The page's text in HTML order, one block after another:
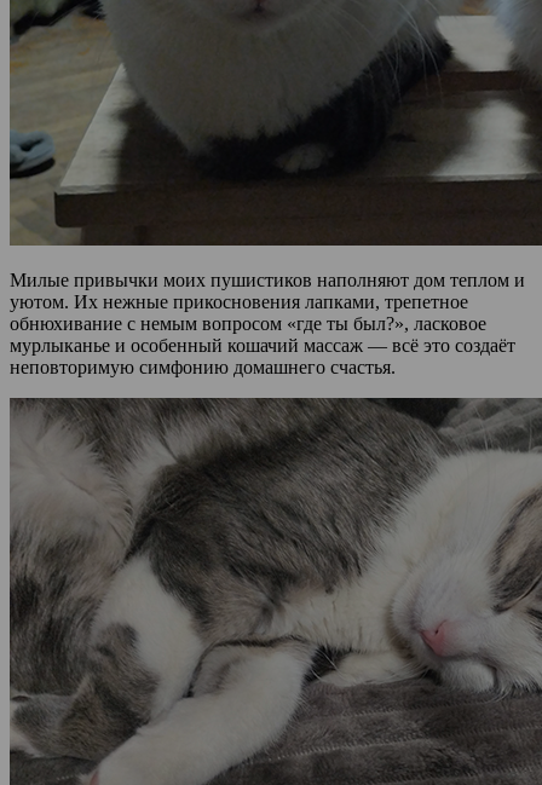
Милые привычки моих пушистиков наполняют дом теплом и
уютом. Их нежные прикосновения лапками, трепетное
обнюхивание с немым вопросом «где ты был?», ласковое
мурлыканье и особенный кошачий массаж — всё это создаёт
неповторимую симфонию домашнего счастья.